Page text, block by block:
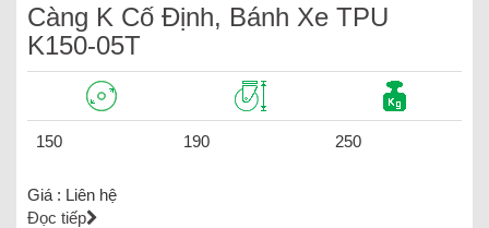
Càng K Cố Định, Bánh Xe TPU
K150-05T
150 190 250
Giá : Liên hệ
Đọc tiếp